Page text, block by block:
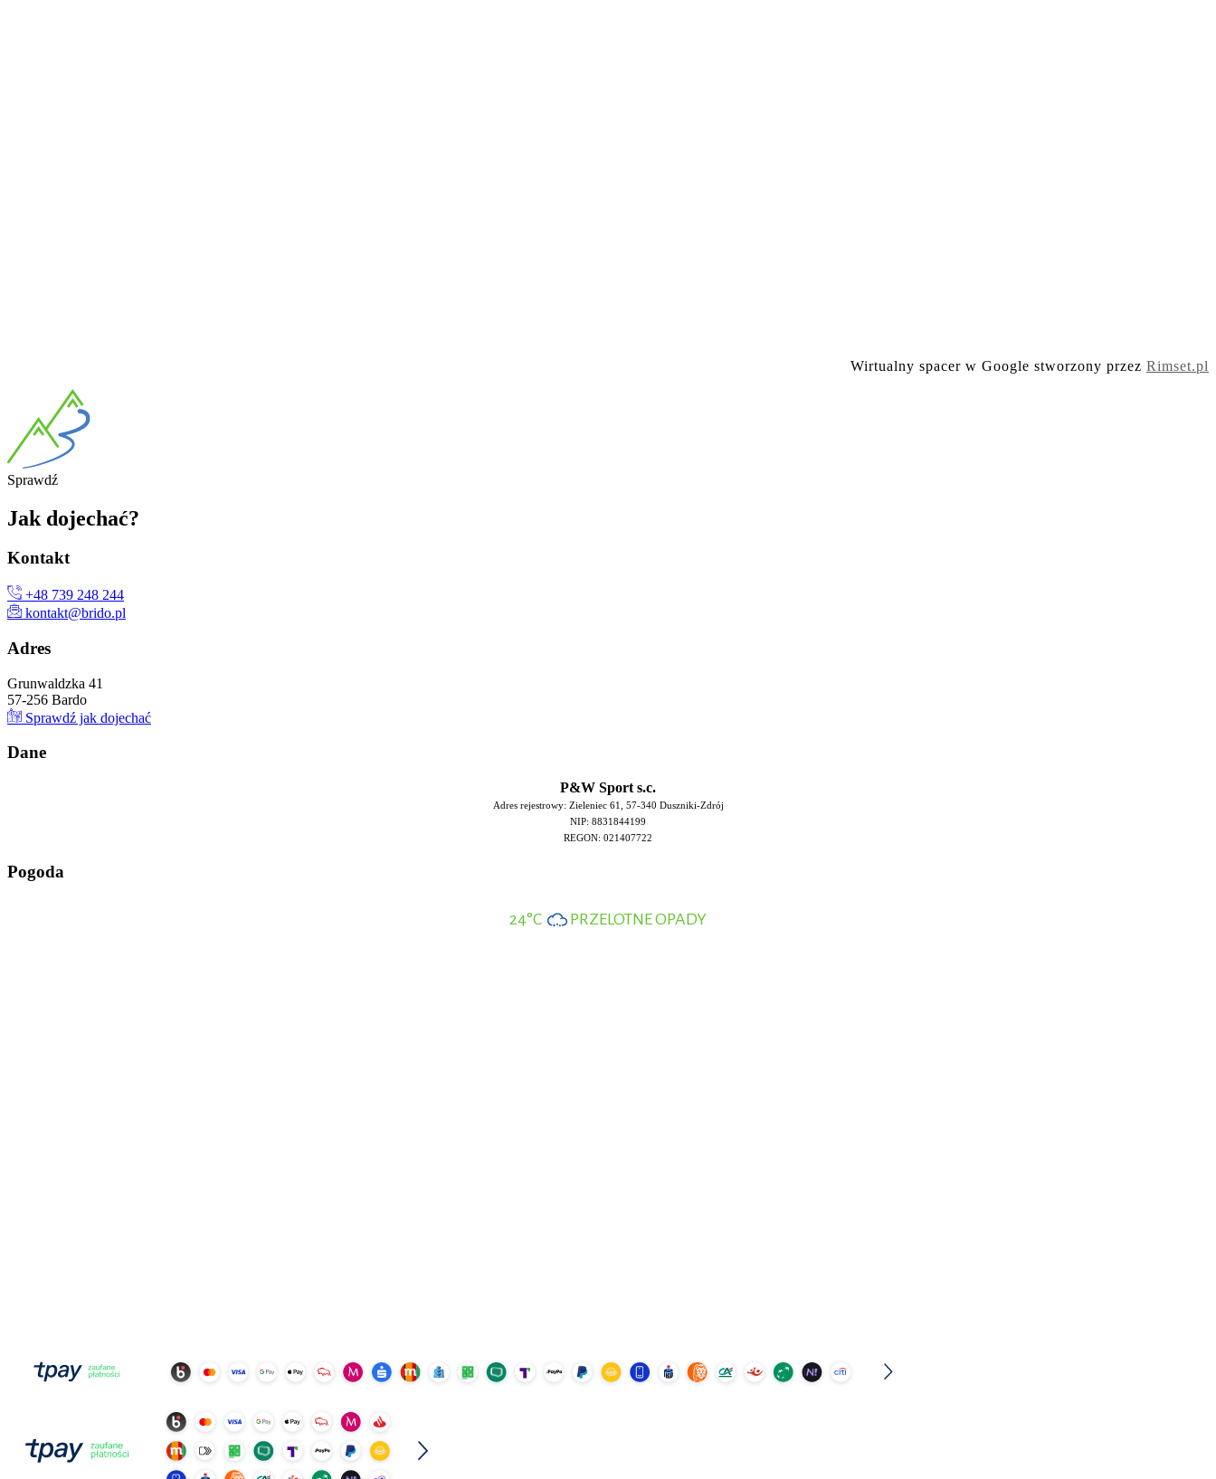
Wirtualny spacer w Google stworzony przez Rimset.pl
Sprawdź
Jak dojechać?
Kontakt
+48 739 248 244
kontakt@brido.pl
Adres
Grunwaldzka 41
57-256 Bardo
Sprawdź jak dojechać
Dane
P&W Sport s.c.
Adres rejestrowy: Zieleniec 61, 57-340 Duszniki-Zdrój
NIP: 8831844199
REGON: 021407722
Pogoda